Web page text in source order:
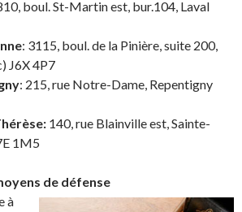
boul. St-Martin est, bur.104, Laval
: 3115, boul. de la Pinière, suite 200,
J6X 4P7
: 215, rue Notre-Dame, Repentigny
140, rue Blainville est, Sainte-
1M5
de défense
à